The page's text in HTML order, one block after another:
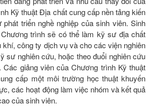
Kỹ thuật Địa chất cung cấp nền tảng kiến
triển nghề nghiệp của sinh viên. Sinh
trình sẽ có thể làm kỹ sư địa chất
công ty dịch vụ và cho các viện nghiên
sư nghiên cứu, hoặc theo đuổi nghiên cứu
giảng viên của Chương trình Kỹ thuật
cấp một môi trường học thuật khuyến
các hoạt động làm việc nhóm và kết quả
của sinh viên.